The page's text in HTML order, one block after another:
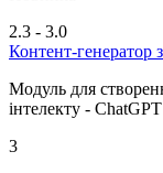
2.3 - 3.0
Контент-генератор
Модуль для
інтелекту - ChatGPT
3